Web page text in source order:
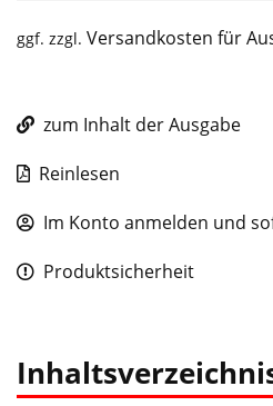
ggf. zzgl. Versandkosten für
zum Inhalt der Ausgabe
Reinlesen
Im Konto anmelden und
Produktsicherheit